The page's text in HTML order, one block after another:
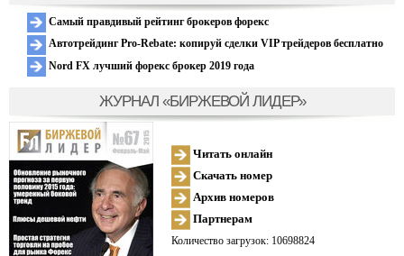
Самый правдивый рейтинг брокеров форекс
Автотрейдинг Pro-Rebate: копируй сделки VIP трейдеров бесплатно
Nord FX лучший форекс брокер 2019 года
ЖУРНАЛ «БИРЖЕВОЙ ЛИДЕР»
Читать онлайн
Скачать номер
Архив номеров
Партнерам
Количество загрузок: 10698824